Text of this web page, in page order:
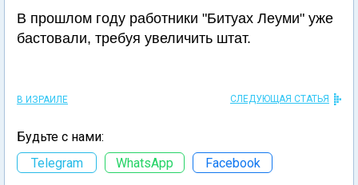
В прошлом году работники "Битуах Леуми" уже
бастовали, требуя увеличить штат.
В ИЗРАИЛЕ СЛЕДУЮЩАЯ СТАТЬЯ
Будьте с нами:
Telegram
WhatsApp Facebook